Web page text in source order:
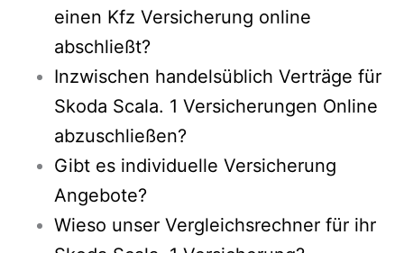
einen Kfz Versicherung online
abschließt?
Inzwischen handelsüblich Verträge für
Skoda Scala. 1 Versicherungen Online
abzuschließen?
Gibt es individuelle Versicherung
Angebote?
Wieso unser Vergleichsrechner für ihr